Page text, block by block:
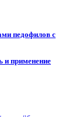
педофилов с
и применение